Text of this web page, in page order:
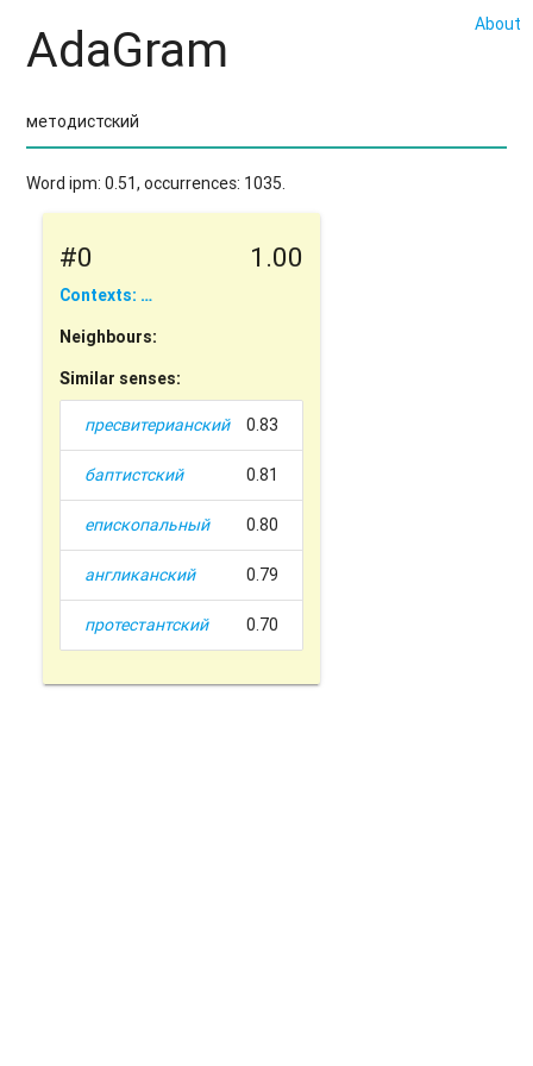
About
AdaGram
Word ipm: 0.51, occurrences: 1035.
#0 1.00
Contexts: …
Neighbours:
Similar senses:
пресвитерианский 0.83
баптистский 0.81
епископальный 0.80
англиканский 0.79
протестантский 0.70